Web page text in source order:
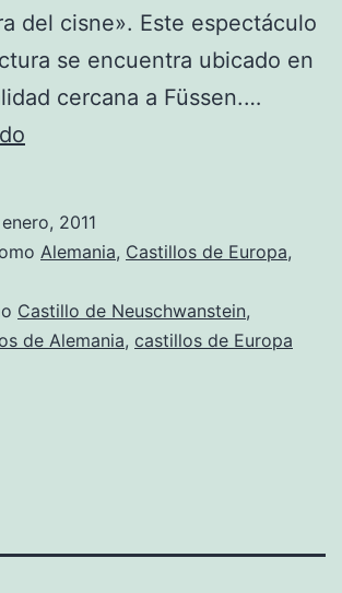
del cisne». Este espectáculo
se encuentra ubicado en
cercana a Füssen.…
al
de
Neuschwanstein,
2011
Alemania, Castillos de Europa,
Castillo de Neuschwanstein,
de Alemania, castillos de Europa